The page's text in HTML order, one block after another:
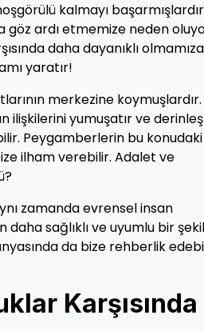
kalmayı
göz ardı etmemize neden
daha dayanıklı olmamıza
yaratır!
merkezine koymuşlardır.
yumuşatır ve
Peygamberlerin bu konudaki
ilham verebilir. Adalet ve
zamanda evrensel insan
sağlıklı ve uyumlu bir
da bize rehberlik
Karşısında